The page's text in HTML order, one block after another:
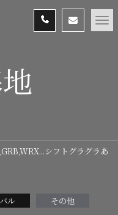
シフトグラグラあ
ル その他